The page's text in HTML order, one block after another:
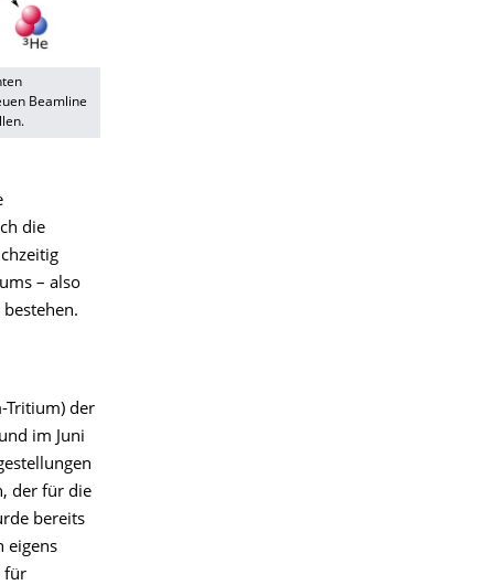
Beamline
die
– also
Tritium) der
im Juni
der für die
bereits
eigens
für